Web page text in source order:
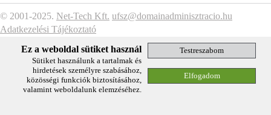
© 2001-2025. Net-Tech Kft. ufsz@domainadminisztracio.hu
Adatkezelési Tájékoztató
Ez a weboldal sütiket használ
Sütiket használunk a tartalmak és
hirdetések személyre szabásához,
közösségi funkciók biztosításához,
valamint weboldalunk elemzéséhez.